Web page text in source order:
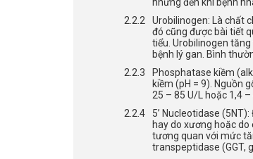
Urobilinogen: Là chất
đó cũng được bài tiết
tiểu. Urobilinogen
bệnh lý gan. Bình
Phosphatase kiềm
kiềm (pH = 9). Nguồn
25 – 85 U/L hoặc 1,4
5’ Nucleotidase
hay do xương hoặc
tương quan với mức
transpeptidase (GGT,